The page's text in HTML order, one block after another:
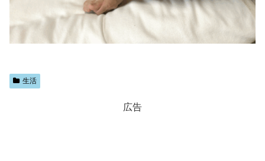
生活
広告